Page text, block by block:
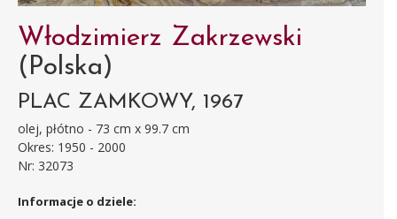
Włodzimierz Zakrzewski
(Polska)
PLAC ZAMKOWY, 1967
olej, płótno - 73 cm x 99.7 cm
Okres: 1950 - 2000
Nr: 32073
Informacje o dziele: